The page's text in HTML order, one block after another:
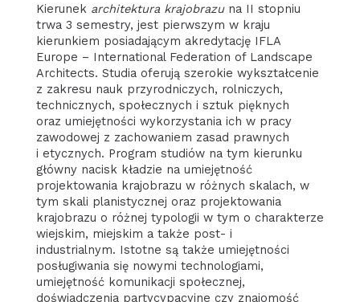
Kierunekarchitektura krajobrazuna II stopniu
trwa 3 semestry, jest pierwszym w kraju
kierunkiem posiadającym akredytację IFLA
Europe – International Federation of Landscape
Architects. Studia oferują szerokie wykształcenie
z zakresu nauk przyrodniczych, rolniczych,
technicznych, społecznych i sztuk pięknych
oraz umiejętności wykorzystania ich w pracy
zawodowej z zachowaniem zasad prawnych
i etycznych. Program studiów na tym kierunku
główny nacisk kładzie na umiejętność
projektowania krajobrazu w różnych skalach, w
tym skali planistycznej oraz projektowania
krajobrazu o różnej typologii w tym o charakterze
wiejskim, miejskim a także post- i
industrialnym. Istotne są także umiejętności
posługiwania się nowymi technologiami,
umiejętność komunikacji społecznej,
doświadczenia partycypacyjne czy znajomość